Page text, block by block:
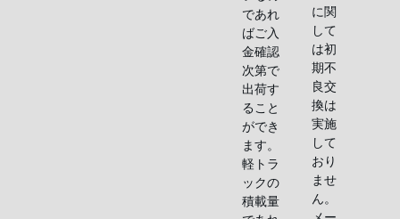
であれ
ばご入
金確認
次第で
出荷す
ること
ができ
ます。
軽トラ
ックの
積載量
に関
して
は初
期不
良交
換は
実施
して
おり
ませ
ん。